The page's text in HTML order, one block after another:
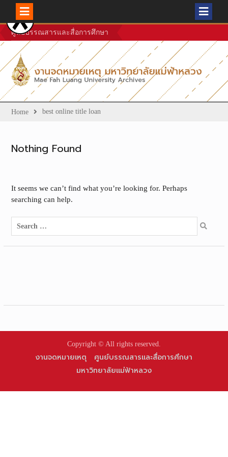
Skip
to
content
ศูนย์บรรณสารและสื่อการศึกษา
Home best online title loan
Nothing Found
It seems we can’t find what you’re looking for. Perhaps
searching can help.
Search
for:
Copyright © All rights reserved.
งานจดหมายเหตุ
ศูนย์บรรณสารและสื่อการศึกษา
มหาวิทยาลัยแม่ฟ้าหลวง